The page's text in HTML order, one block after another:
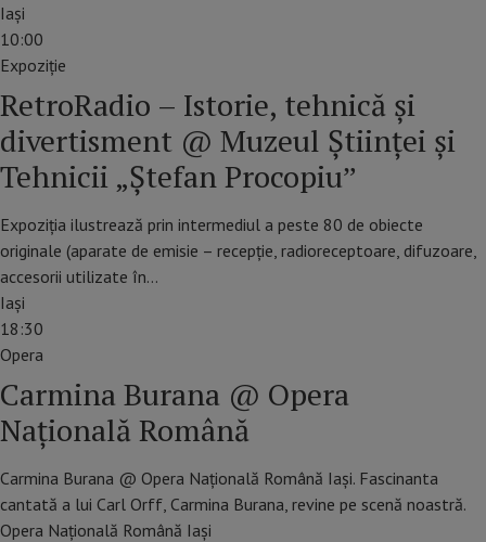
Iaşi
10:00
Expoziție
RetroRadio – Istorie, tehnică și
divertisment @ Muzeul Științei și
Tehnicii „Ștefan Procopiuˮ
Expoziția ilustrează prin intermediul a peste 80 de obiecte
originale (aparate de emisie – recepție, radioreceptoare, difuzoare,
accesorii utilizate în…
Iaşi
18:30
Opera
Carmina Burana @ Opera
Națională Română
Carmina Burana @ Opera Națională Română Iași. Fascinanta
cantată a lui Carl Orff, Carmina Burana, revine pe scenă noastră.
Opera Națională Română Iași